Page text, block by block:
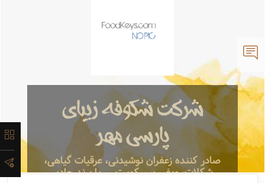
شرکت شکوفه زیبای
پارسی مهر
صادر کننده زعفران نوشیدنی، عرقیات گیاهی،
شکلات، ویفر، بیسکویت ... با برند جادی
معرفی
تاریخچه
لیست
محصولات